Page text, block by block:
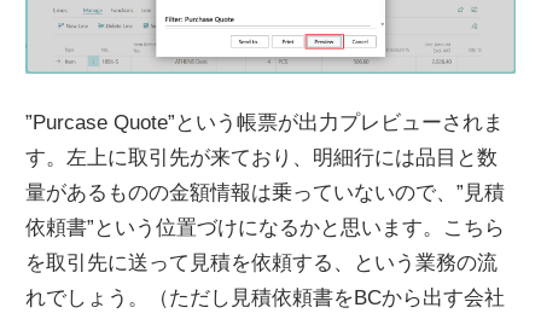
”Purcase Quote”という帳票が出力プレビューされま
す。左上に取引先が来ており、明細行には品目と数
量があるものの金額情報は乗っていないので、”見積
依頼書”という位置づけになるかと思います。こちら
を取引先に送って見積を依頼する、という業務の流
れでしょう。（ただし見積依頼書をBCから出す会社